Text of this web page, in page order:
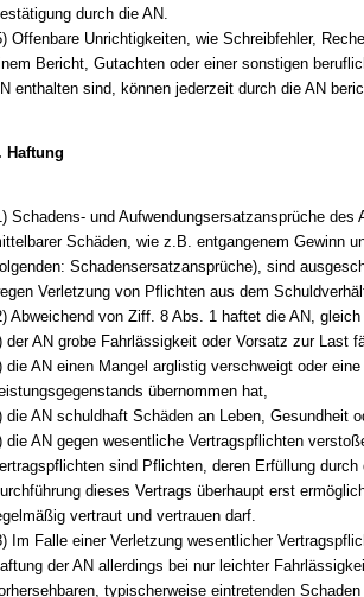
durch die AN.
Offenbare Unrichtigkeiten, wie Schreibfehler,
Bericht, Gutachten oder einer sonstigen
enthalten sind, können jederzeit durch die AN
Haftung
Schadens- und Aufwendungsersatzansprüche des
Schäden, wie z.B. entgangenem Gewinn
Schadensersatzansprüche), sind
Verletzung von Pflichten aus dem
Abweichend von Ziff. 8 Abs. 1 haftet die AN,
der AN grobe Fahrlässigkeit oder Vorsatz zur Last
die AN einen Mangel arglistig verschweigt oder
übernommen hat,
die AN schuldhaft Schäden an Leben, Gesundheit
die AN gegen wesentliche Vertragspflichten
sind Pflichten, deren Erfüllung durch
dieses Vertrags überhaupt erst
vertraut und vertrauen darf.
Im Falle einer Verletzung wesentlicher
der AN allerdings bei nur leichter
typischerweise eintretenden